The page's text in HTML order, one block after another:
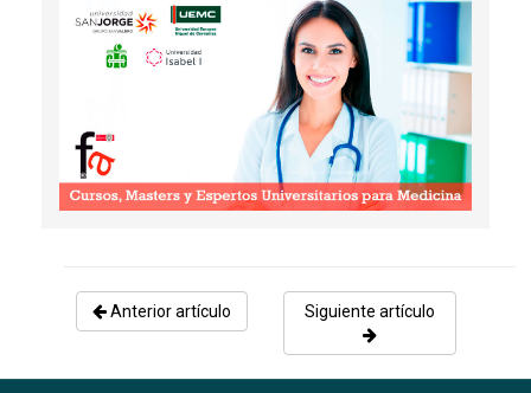
Escalza Jiménez, A- 05/10/2020
Anterior artículo Siguiente artículo